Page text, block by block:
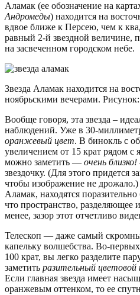
Аламак (ее обозначение на
Андромеды) находится на
вдвое ближе к Персею, чем к
равный 2-й звездной величине,
на засвеченном городском небе.
Звезда Аламак находится на
ноябрьскими вечерами.
Вообще говоря, эта звезда –
наблюдений. Уже в 30-
оранжевый цвет. В бинокль с
увеличением от 15 крат рядом с
можно заметить — очень близко!
звездочку. (Для этого придется
чтобы изображение не
Аламак, находятся
что пространство, разделяющее
менее, зазор этот отчетливо
Телескоп — даже самый
капельку волшебства. Во-
100 крат, вы легко разделите
заметить разительный
Если главная звезда имеет
оранжевым оттенком, то ее